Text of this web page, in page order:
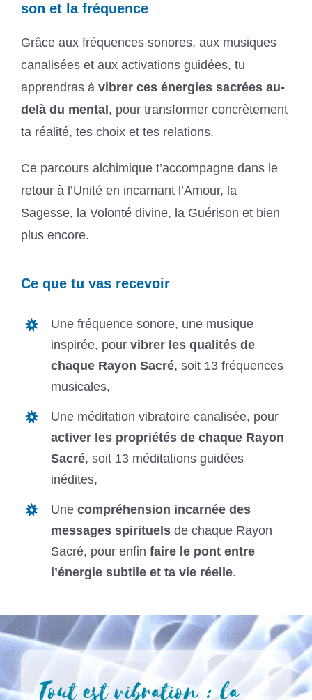
son et la fréquence
Grâce aux fréquences sonores, aux musiques
canalisées et aux activations guidées, tu
apprendras à vibrer ces énergies sacrées au-
delà du mental , pour transformer concrètement
ta réalité, tes choix et tes relations.
Ce parcours alchimique t’accompagne dans le
retour à l’Unité en incarnant l’Amour, la
Sagesse, la Volonté divine, la Guérison et bien
plus encore.
Ce que tu vas recevoir
Une fréquence sonore, une musique
inspirée, pourvibrer les qualités de
chaque Rayon Sacré, soit 13 fréquences
musicales,
Une méditation vibratoire canalisée, pour
activer les propriétés de chaque Rayon
Sacré, soit 13 méditations guidées
inédites,
Unecompréhension incarnée des
messages spirituels de chaque Rayon
Sacré, pour enfinfaire le pont entre
l’énergie subtile et ta vie réelle.
Tout est vibration : la